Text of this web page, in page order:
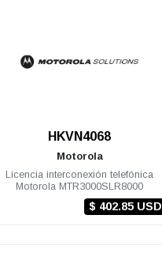
HKVN4068
Motorola
Licencia interconexión telefónica
Motorola MTR3000SLR8000
$ 402.85 USD